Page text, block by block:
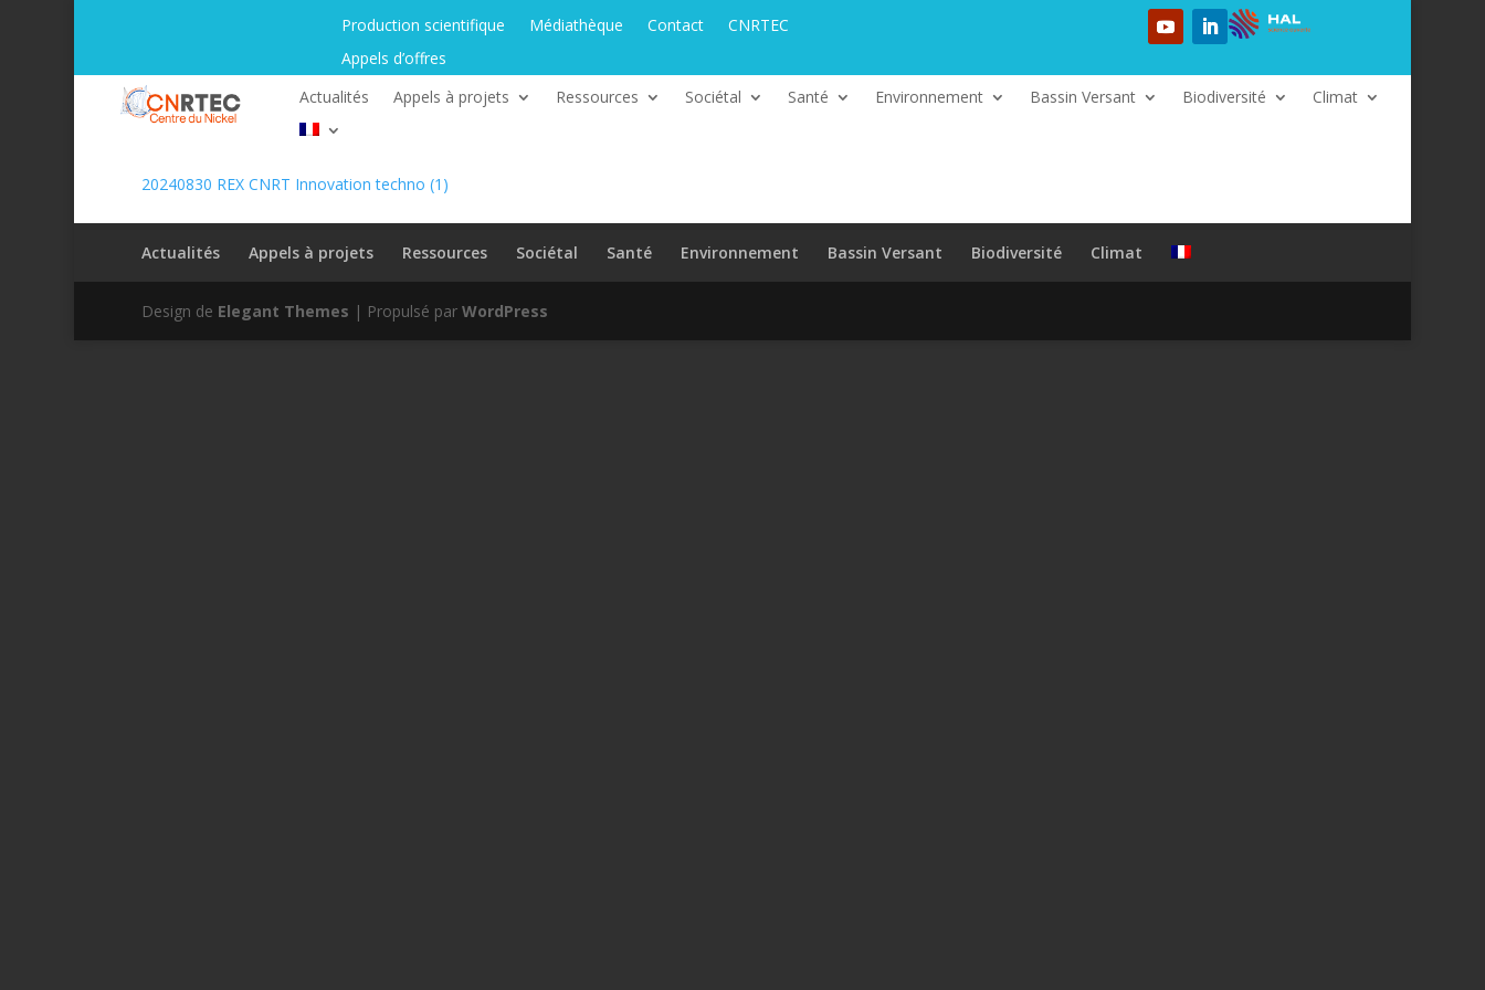
Production scientifique Médiathèque Contact
CNRTEC
Appels d’offres
Actualités
Appels à projets Ressources Sociétal Santé Environnement Bassin Versant Biodiversité Climat
20240830 REX CNRT Innovation techno (1)
Actualités Appels à projets Ressources Sociétal Santé Environnement Bassin Versant Biodiversité Climat
Design de Elegant Themes | Propulsé par WordPress